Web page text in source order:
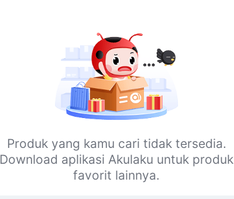
Produk yang kamu cari tidak tersedia.
Download aplikasi Akulaku untuk produk
favorit lainnya.